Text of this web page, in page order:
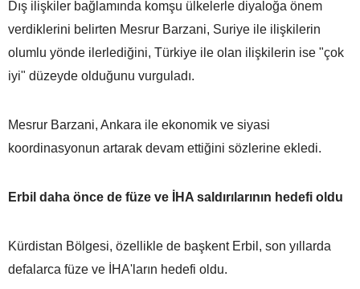
Dış ilişkiler bağlamında komşu ülkelerle diyaloğa önem
verdiklerini belirten Mesrur Barzani, Suriye ile ilişkilerin
olumlu yönde ilerlediğini, Türkiye ile olan ilişkilerin ise "çok
iyi" düzeyde olduğunu vurguladı.
Mesrur Barzani, Ankara ile ekonomik ve siyasi
koordinasyonun artarak devam ettiğini sözlerine ekledi.
Erbil daha önce de füze ve İHA saldırılarının hedefi oldu
Kürdistan Bölgesi, özellikle de başkent Erbil, son yıllarda
defalarca füze ve İHA'ların hedefi oldu.